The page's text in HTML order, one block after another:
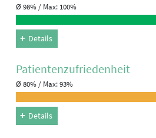
Ø 98% / Max: 100%
Details
Patienten­zufriedenheit
Ø 80% / Max: 93%
Details